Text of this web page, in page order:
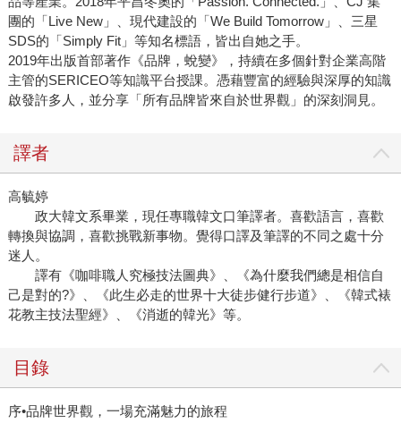
團的「Live New」、現代建設的「We Build Tomorrow」、三星
SDS的「Simply Fit」等知名標語，皆出自她之手。
2019年出版首部著作《品牌，蛻變》，持續在多個針對企業高階
主管的SERICEO等知識平台授課。憑藉豐富的經驗與深厚的知識
啟發許多人，並分享「所有品牌皆來自於世界觀」的深刻洞見。
譯者
高毓婷
政大韓文系畢業，現任專職韓文口筆譯者。喜歡語言，喜歡
轉換與協調，喜歡挑戰新事物。覺得口譯及筆譯的不同之處十分
迷人。
譯有《咖啡職人究極技法圖典》、《為什麼我們總是相信自
己是對的?》、《此生必走的世界十大徒步健行步道》、《韓式裱
花教主技法聖經》、《消逝的韓光》等。
目錄
序•品牌世界觀，一場充滿魅力的旅程